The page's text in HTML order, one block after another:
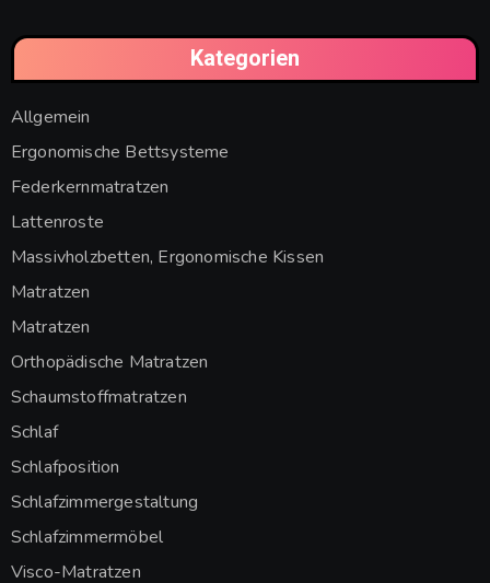
Kategorien
Allgemein
Ergonomische Bettsysteme
Federkernmatratzen
Lattenroste
Massivholzbetten, Ergonomische Kissen
Matratzen
Matratzen
Orthopädische Matratzen
Schaumstoffmatratzen
Schlaf
Schlafposition
Schlafzimmergestaltung
Schlafzimmermöbel
Visco-Matratzen